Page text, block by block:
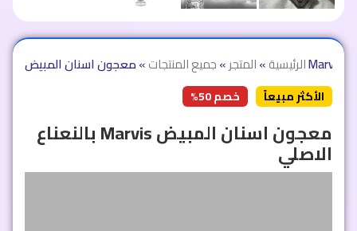
الرئيسية»المتجر»جميع المنتجات»
الأكثر مبيعاً خصم 50%
معجون اسنان المبيض Marvis بالنعناع
الاصلي